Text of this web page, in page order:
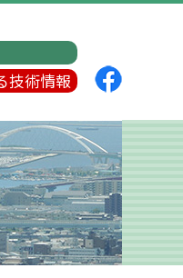
技術情報